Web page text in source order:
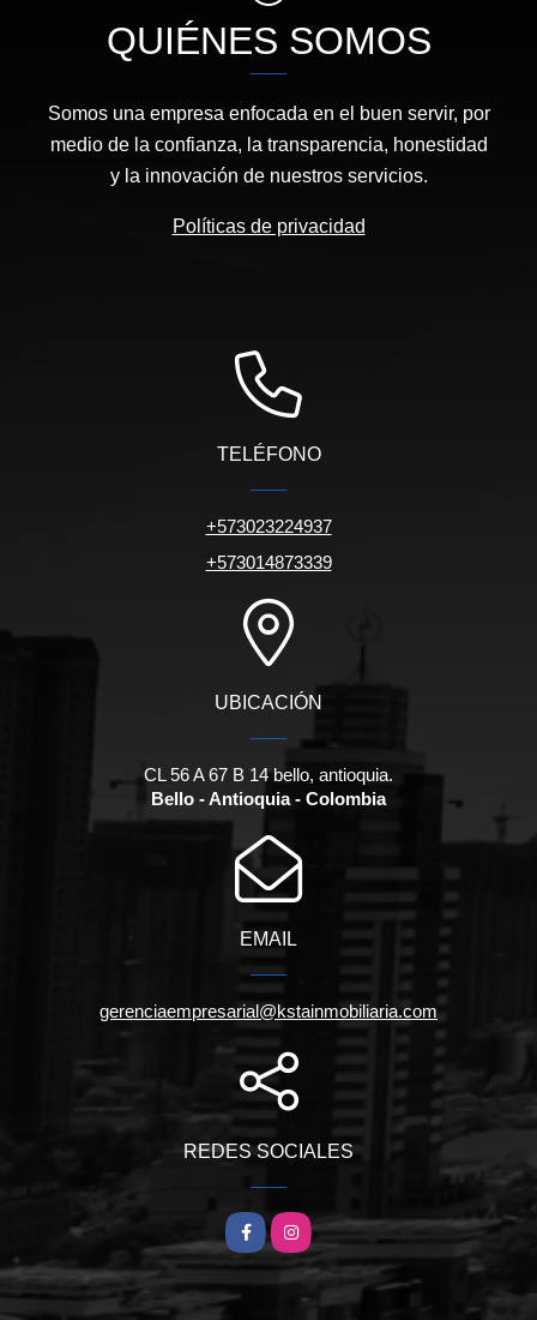
QUIÉNES SOMOS
Somos una empresa enfocada en el buen servir, por
medio de la confianza, la transparencia, honestidad
y la innovación de nuestros servicios.
Políticas de privacidad
TELÉFONO
+573023224937
+573014873339
UBICACIÓN
CL 56 A 67 B 14 bello, antioquia.
Bello - Antioquia - Colombia
EMAIL
gerenciaempresarial@kstainmobiliaria.com
REDES SOCIALES
FacebookInstagram